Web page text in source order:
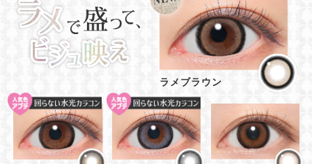
ラメブラウン